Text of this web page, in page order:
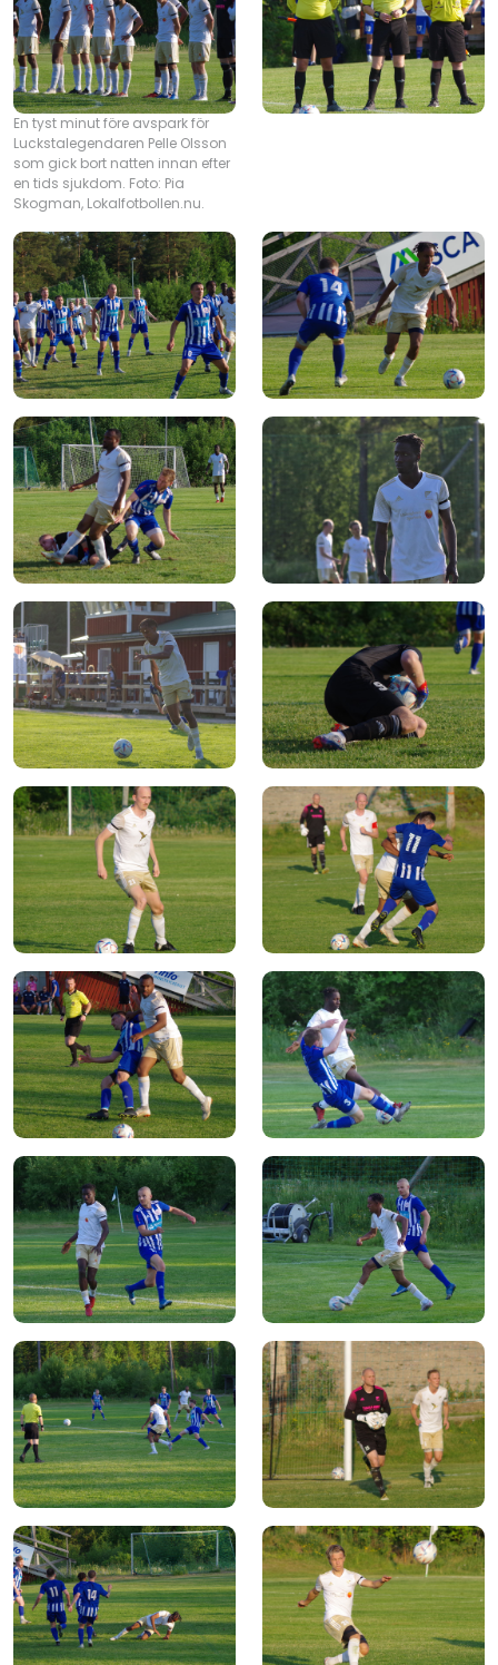
En tyst minut före avspark för
Luckstalegendaren Pelle Olsson
som gick bort natten innan efter
en tids sjukdom. Foto: Pia
Skogman, Lokalfotbollen.nu.